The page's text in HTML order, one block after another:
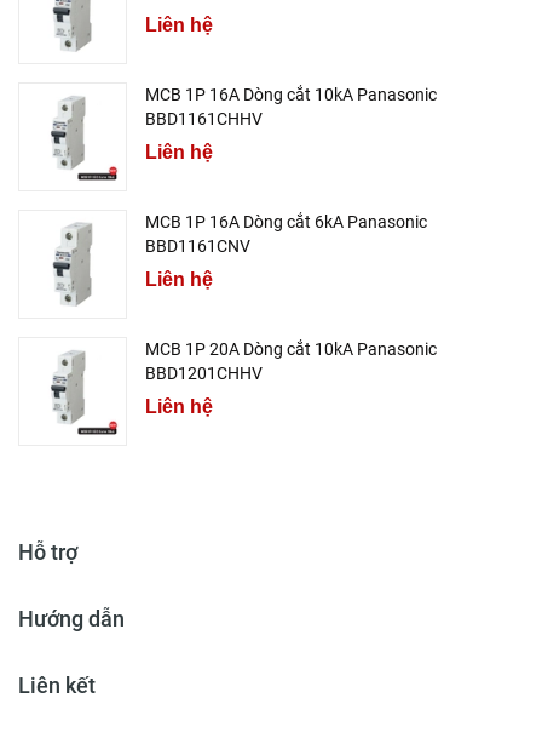
Liên hệ
MCB 1P 16A Dòng cắt 10kA Panasonic
BBD1161CHHV
Liên hệ
MCB 1P 16A Dòng cắt 6kA Panasonic
BBD1161CNV
Liên hệ
MCB 1P 20A Dòng cắt 10kA Panasonic
BBD1201CHHV
Liên hệ
Hỗ trợ
Hướng dẫn
Liên kết